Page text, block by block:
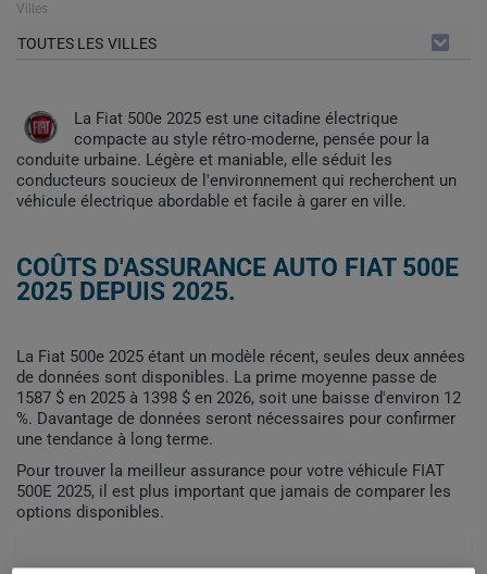
Villes
TOUTES LES VILLES
La Fiat 500e 2025 est une citadine électrique
compacte au style rétro-moderne, pensée pour la
conduite urbaine. Légère et maniable, elle séduit les
conducteurs soucieux de l'environnement qui recherchent un
véhicule électrique abordable et facile à garer en ville.
COÛTS D'ASSURANCE AUTO FIAT 500E
2025 DEPUIS 2025.
La Fiat 500e 2025 étant un modèle récent, seules deux années
de données sont disponibles. La prime moyenne passe de
1587 $ en 2025 à 1398 $ en 2026, soit une baisse d'environ 12
%. Davantage de données seront nécessaires pour confirmer
une tendance à long terme.
Pour trouver la meilleur assurance pour votre véhicule FIAT
500E 2025, il est plus important que jamais de comparer les
options disponibles.